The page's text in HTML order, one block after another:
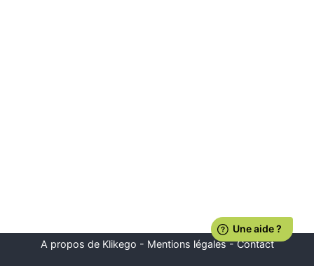
A propos de Klikego - Mentions légales-Contact